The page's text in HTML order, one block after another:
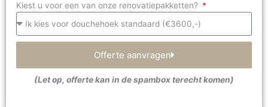
Kiest u voor een van onze renovatiepakketten?
Offerte aanvragen
(Let op, offerte kan in de spambox terecht komen)